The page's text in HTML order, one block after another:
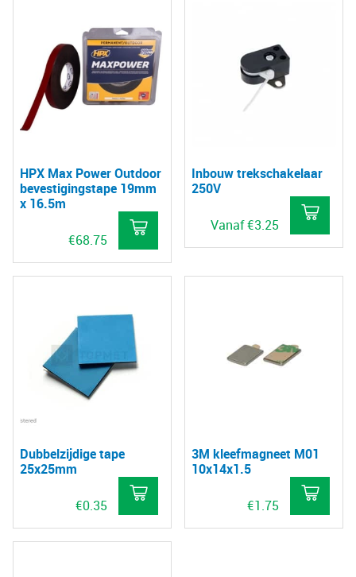
HPX Max Power Outdoor
bevestigingstape 19mm
x 16.5m
€68.75
Inbouw trekschakelaar
250V
Vanaf€3.25
Dit
Dubbelzijdige tape
25x25mm
€0.35
3M kleefmagneet M01
10x14x1.5
€1.75